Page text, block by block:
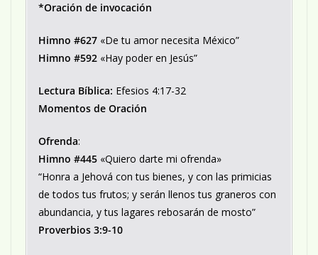
*Oración de invocación
Himno #627 «De tu amor necesita México”
Himno #592 «Hay poder en Jesús”
Lectura Bíblica: Efesios 4:17-32
Momentos de Oración
Ofrenda:
Himno #445 «Quiero darte mi ofrenda»
“Honra a Jehová con tus bienes, y con las primicias
de todos tus frutos; y serán llenos tus graneros con
abundancia, y tus lagares rebosarán de mosto”
Proverbios 3:9-10